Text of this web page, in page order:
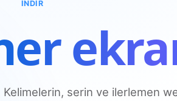
İNDIR
Kelimelerin, serin ve ilerlemen